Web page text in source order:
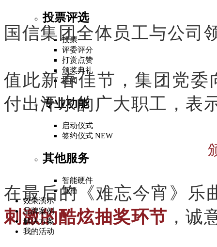
投票评选
投票
评委评分
打赏点赞
颁奖典礼
提问
专业功能
启动仪式
签约仪式 NEW
其他服务
智能硬件
直播
效果演示
品牌案例
解决方案
我的活动
国信集团全体员工与公司
值此新春佳节，集团党
付出汗水的广大职工，表
在最后的《难忘今宵》乐
刺激的酷炫抽奖环节 ，诚